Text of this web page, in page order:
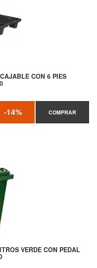
CON 6 PIES
-14% COMPRAR
VERDE CON PEDAL